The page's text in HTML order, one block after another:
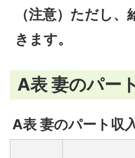
（注意）ただし
きます。
A表 妻のパー
A表 妻のパート収